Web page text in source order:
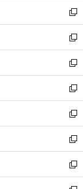
ド
ウ
で
開
く
ィ
ン
ド
ウ
で
開
く
い
ウ
ィ
ン
ド
ウ
で
開
く
新
し
い
ウ
ィ
ン
ド
ウ
で
開
く
新
し
い
ウ
ィ
ン
ド
ウ
で
開
く
新
し
い
ウ
ィ
ン
ド
ウ
で
開
新
し
い
ウ
ィ
ン
ド
ウ
新
し
い
ウ
ィ
ン
新
し
い
ウ
新
し